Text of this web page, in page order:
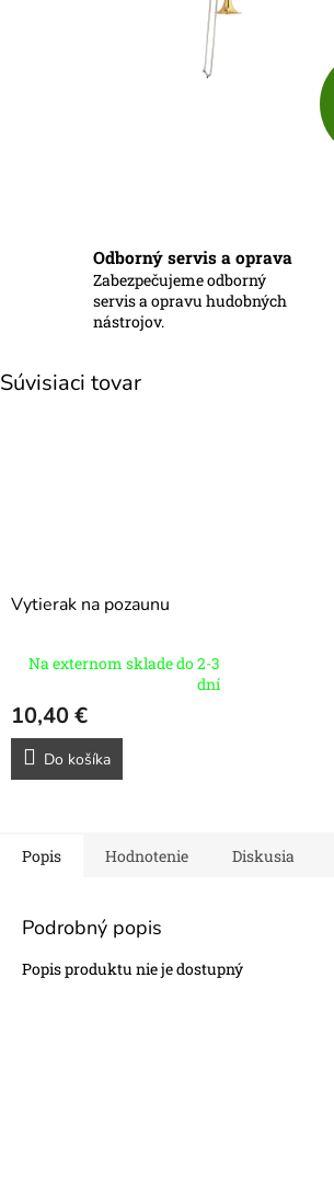
Odborný servis a oprava
Zabezpečujeme odborný
servis a opravu hudobných
nástrojov.
Súvisiaci tovar
Vytierak na pozaunu
Na externom sklade do 2-3
dní
10,40 €
Do košíka
Popis Hodnotenie Diskusia
Podrobný popis
Popis produktu nie je dostupný